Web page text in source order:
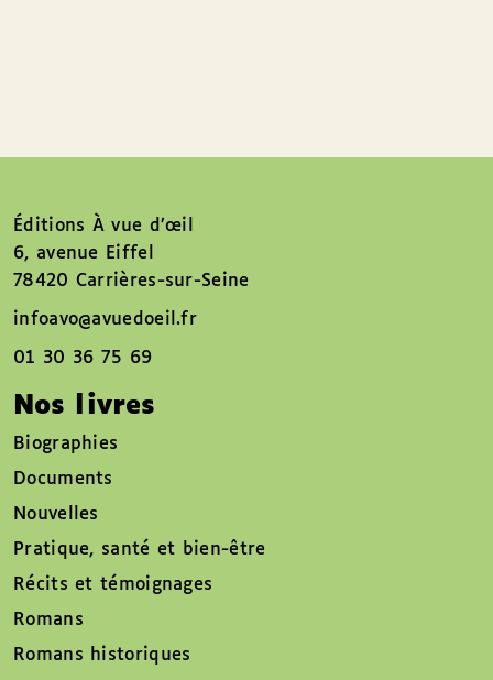
Éditions À vue d’œil
6, avenue Eiffel
78420 Carrières-sur-Seine
infoavo@avuedoeil.fr
01 30 36 75 69
Nos livres
Biographies
Documents
Nouvelles
Pratique, santé et bien-être
Récits et témoignages
Romans
Romans historiques